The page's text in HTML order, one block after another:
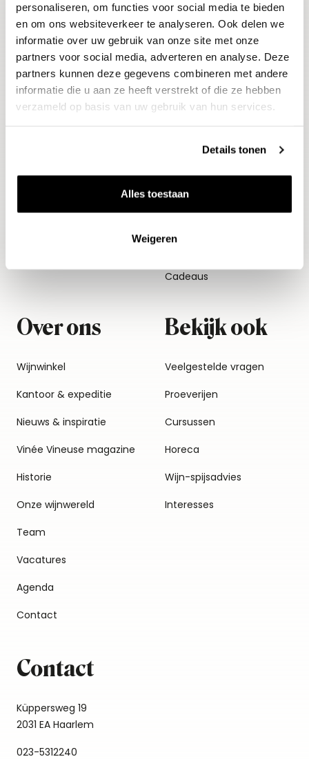
personaliseren, om functies voor social media te bieden
en om ons websiteverkeer te analyseren. Ook delen we
informatie over uw gebruik van onze site met onze
partners voor social media, adverteren en analyse. Deze
partners kunnen deze gegevens combineren met andere
informatie die u aan ze heeft verstrekt of die ze hebben
verzameld op basis van uw gebruik van hun services.
Details tonen
Alles toestaan
Weigeren
Wijnen
Alle wijnen
Rosé
Thema's
Voorverkopen
Proefpakketten
Relatiegeschenken
Cadeaus
Over ons
Wijnwinkel
Kantoor & expeditie
Nieuws & inspiratie
Vinée Vineuse magazine
Historie
Onze wijnwereld
Team
Vacatures
Agenda
Contact
Bekijk ook
Veelgestelde vragen
Proeverijen
Cursussen
Horeca
Wijn-spijsadvies
Interesses
Contact
Küppersweg 19
2031 EA Haarlem
023-5312240